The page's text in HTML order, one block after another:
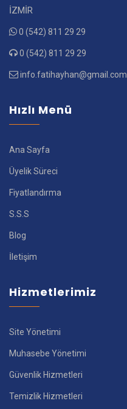
İZMİR
0 (542) 811 29 29
0 (542) 811 29 29
info.fatihayhan@gmail.com
Hızlı Menü
Ana Sayfa
Üyelik Süreci
Fiyatlandırma
S.S.S
Blog
İletişim
Hizmetlerimiz
Site Yönetimi
Muhasebe Yönetimi
Güvenlik Hizmetleri
Temizlik Hizmetleri